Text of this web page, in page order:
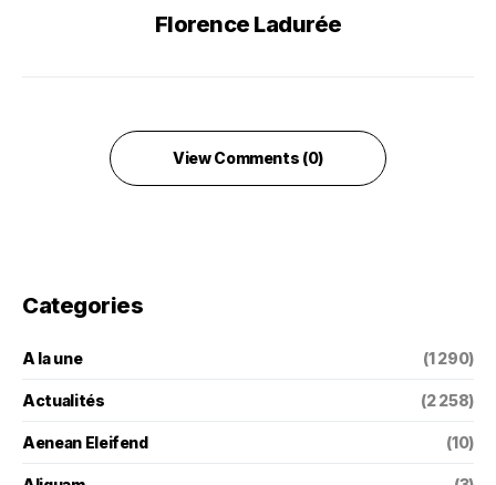
Florence Ladurée
View Comments (0)
Categories
A la une (1 290)
Actualités (2 258)
Aenean Eleifend (10)